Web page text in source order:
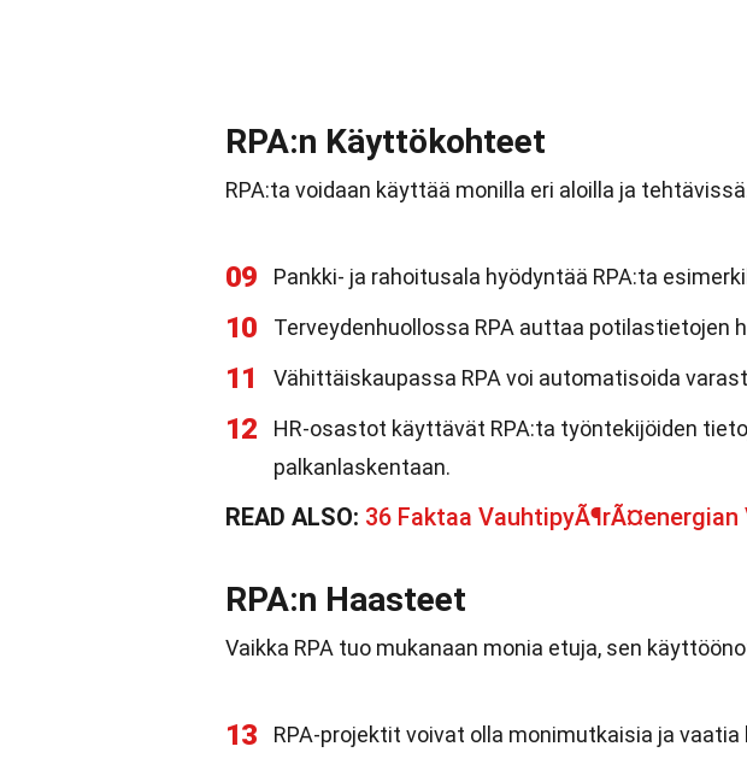
RPA:n Käyttökohteet
RPA:ta voidaan käyttää monilla eri aloilla ja
09 Pankki- ja rahoitusala hyödyntää RPA:ta
10 Terveydenhuollossa RPA auttaa potilastietojen
11 Vähittäiskaupassa RPA voi automatisoida
12
HR-osastot käyttävät RPA:ta työntekijöiden
palkanlaskentaan.
READ ALSO: 36 Faktaa
RPA:n Haasteet
Vaikka RPA tuo mukanaan monia etuja, sen
13 RPA-projektit voivat olla monimutkaisia ja